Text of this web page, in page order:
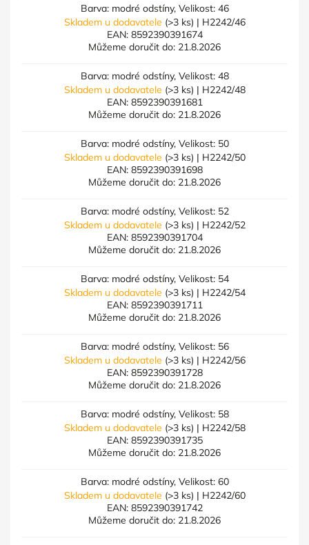
Barva: modré odstíny, Velikost: 46
Skladem u dodavatele (>3 ks) | H2242/46
EAN: 8592390391674
Můžeme doručit do: 21.8.2026
Barva: modré odstíny, Velikost: 48
Skladem u dodavatele (>3 ks) | H2242/48
EAN: 8592390391681
Můžeme doručit do: 21.8.2026
Barva: modré odstíny, Velikost: 50
Skladem u dodavatele (>3 ks) | H2242/50
EAN: 8592390391698
Můžeme doručit do: 21.8.2026
Barva: modré odstíny, Velikost: 52
Skladem u dodavatele (>3 ks) | H2242/52
EAN: 8592390391704
Můžeme doručit do: 21.8.2026
Barva: modré odstíny, Velikost: 54
Skladem u dodavatele (>3 ks) | H2242/54
EAN: 8592390391711
Můžeme doručit do: 21.8.2026
Barva: modré odstíny, Velikost: 56
Skladem u dodavatele (>3 ks) | H2242/56
EAN: 8592390391728
Můžeme doručit do: 21.8.2026
Barva: modré odstíny, Velikost: 58
Skladem u dodavatele (>3 ks) | H2242/58
EAN: 8592390391735
Můžeme doručit do: 21.8.2026
Barva: modré odstíny, Velikost: 60
Skladem u dodavatele (>3 ks) | H2242/60
EAN: 8592390391742
Můžeme doručit do: 21.8.2026